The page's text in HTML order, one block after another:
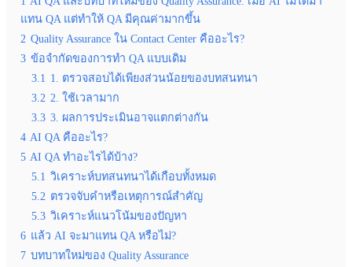
แทน QA แต่ทำให้ QA มีคุณค่ามากขึ้น
2 Quality Assurance ใน Contact Center คืออะไร?
3 ข้อจำกัดของการทำ QA แบบเดิม
3.1 1. ตรวจสอบได้เพียงส่วนน้อยของบทสนทนา
3.2 2. ใช้เวลามาก
3.3 3. ผลการประเมินอาจแตกต่างกัน
4 AI QA คืออะไร?
5 AI QA ทำอะไรได้บ้าง?
5.1 วิเคราะห์บทสนทนาได้เกือบทั้งหมด
5.2 ตรวจจับคำหรือเหตุการณ์สำคัญ
5.3 วิเคราะห์แนวโน้มของปัญหา
6 แล้ว AI จะมาแทน QA หรือไม่?
7 บทบาทใหม่ของ Quality Assurance